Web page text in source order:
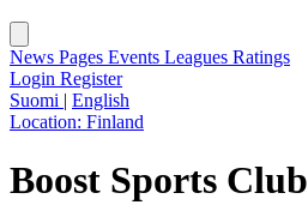
News Pages Events Leagues Ratings
Login Register
Suomi | English
Location: Finland
Boost Sports Club